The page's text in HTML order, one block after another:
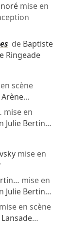
mise en
de Baptiste
Ringeade
scène
…
mise en
Julie Bertin…
mise en
… mise en
Julie Bertin…
en scène
Lansade…